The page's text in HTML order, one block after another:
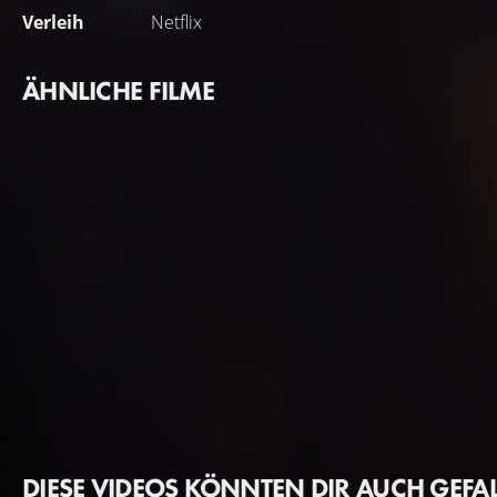
Verleih Netflix
ÄHNLICHE FILME
DIESE VIDEOS KÖNNTEN DIR AUCH